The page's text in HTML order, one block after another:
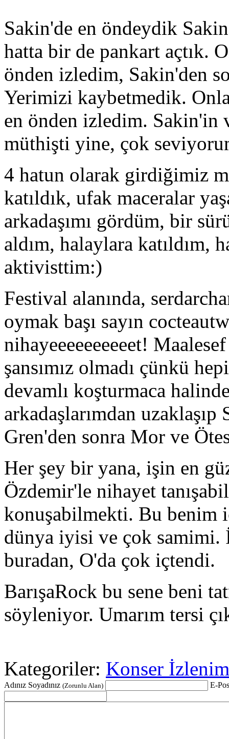
Sakin'de en öndeydik
hatta bir de pankart açtık.
önden izledim, Sakin'den
Yerimizi kaybetmedik.
en önden izledim.
müthişti yine, çok
4 hatun olarak girdiğimiz
katıldık, ufak maceralar
arkadaşımı gördüm, bir
aldım, halaylara katıldım,
aktivisttim:)
Festival alanında,
oymak başı sayın
nihayeeeeeeeeeet!
şansımız olmadı çünkü
devamlı koşturmaca
arkadaşlarımdan
Gren'den sonra Mor ve
Her şey bir yana, işin en
Özdemir'le nihayet
konuşabilmekti. Bu benim
dünya iyisi ve çok samimi.
buradan, O'da çok içtendi.
BarışaRock bu sene beni
söyleniyor. Umarım tersi
Kategoriler: Konser
Adınız Soyadınız (Zorunlu Alan) E-